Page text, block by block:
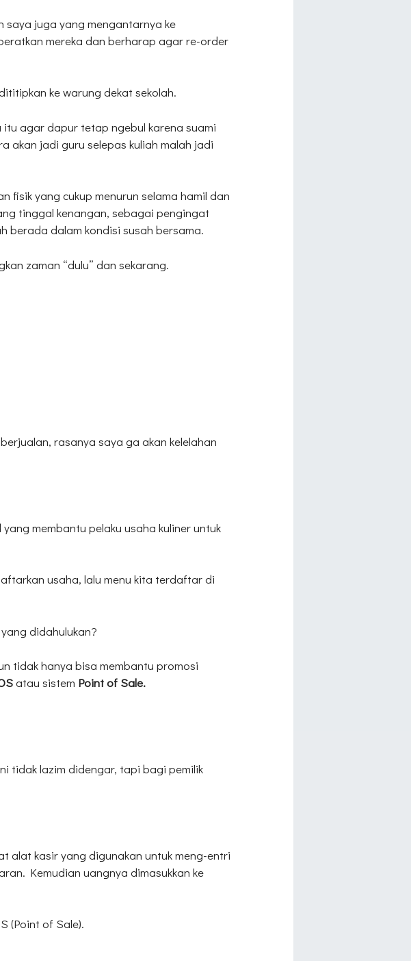
saya juga yang mengantarnya ke
mereka dan berharap agar re-order
ke warung dekat sekolah.
agar dapur tetap ngebul karena suami
akan jadi guru selepas kuliah malah jadi
fisik yang cukup menurun selama hamil dan
tinggal kenangan, sebagai pengingat
berada dalam kondisi susah bersama.
zaman “dulu” dan sekarang.
rasanya saya ga akan kelelahan
membantu pelaku usaha kuliner untuk
usaha, lalu menu kita terdaftar di
didahulukan?
tidak hanya bisa membantu promosi
atau sistem Point of Sale.
tidak lazim didengar, tapi bagi pemilik
alat kasir yang digunakan untuk meng-entri
Kemudian uangnya dimasukkan ke
(Point of Sale).